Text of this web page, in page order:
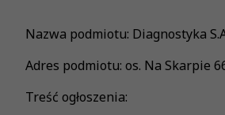
Nazwa podmiotu: Diagnostyka
Adres podmiotu: os. Na Skarpie
Treść ogłoszenia: